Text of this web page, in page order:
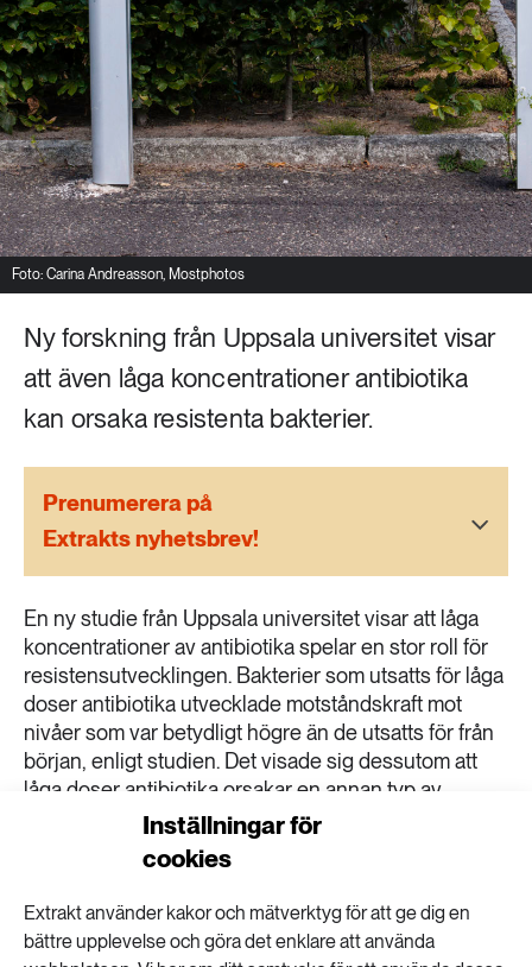
Inställningar för
cookies
Extrakt använder kakor och mätverktyg för att ge dig en
bättre upplevelse och göra det enklare att använda
Mat & jordbruk
Skog
Social hållbarhet
Transport
Vatten
252 ARTIKLAR
Landsbygd
939 ARTIKLAR
Livsstil & konsumtion
612 ARTIKLAR
Mat & jordbruk
262 ARTIKLAR
Skog
Social hållbarhet
189 ARTIKLAR
473 ARTIKLAR
Vatten
Foto: Carina Andreasson, Mostphotos
Ny forskning från Uppsala universitet visar
att även låga koncentrationer antibiotika
kan orsaka resistenta bakterier.
Prenumerera på
Extrakts nyhetsbrev!
En ny studie från Uppsala universitet visar att låga
koncentrationer av antibiotika spelar en stor roll för
resistensutvecklingen. Bakterier som utsatts för låga
doser antibiotika utvecklade motståndskraft mot
nivåer som var betydligt högre än de utsatts för från
början, enligt studien. Det visade sig dessutom att
låga doser antibiotika orsakar en annan typ av
mutationerna, dvs förändringar i cellers genetiska
material. Under försöket samlade bakterierna på sig
flera mutationer, som var och en i sig gav låg
resistens, men som tillsammans gav mycket hög
resistens. – Resultaten är intressanta eftersom de
visar att även de mycket låga